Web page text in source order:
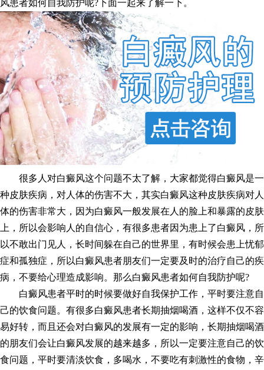
风患者如何自我防护呢?下面一起来了解一下。
很多人对白癜风这个问题不太了解，大家都觉得白癜风是一
种皮肤疾病，对人体的伤害不大，其实白癜风这种皮肤疾病对人
体的伤害非常大，因为白癜风一般发展在人的脸上和暴露的皮肤
上，所以会影响人的自信心，有很多患者因为患上了白癜风，所
以不敢出门见人，长时间躲在自己的世界里，有时候会患上忧郁
症和孤独症，所以白癜风患者朋友们一定要及时的治疗自己的疾
病，不要给心理造成影响。那么白癜风患者如何自我防护呢?
白癜风患者平时的时候要做好自我保护工作，平时要注意自
己的饮食问题。有很多白癜风患者长期抽烟喝酒，这样不仅不容
易好转，而且还会对白癜风的发展有一定的影响，长期抽烟喝酒
的朋友们会让白癜风发展的越来越多，所以一定要注意自己的饮
食问题，平时要清淡饮食，多喝水，不要吃有刺激性的食物，辛